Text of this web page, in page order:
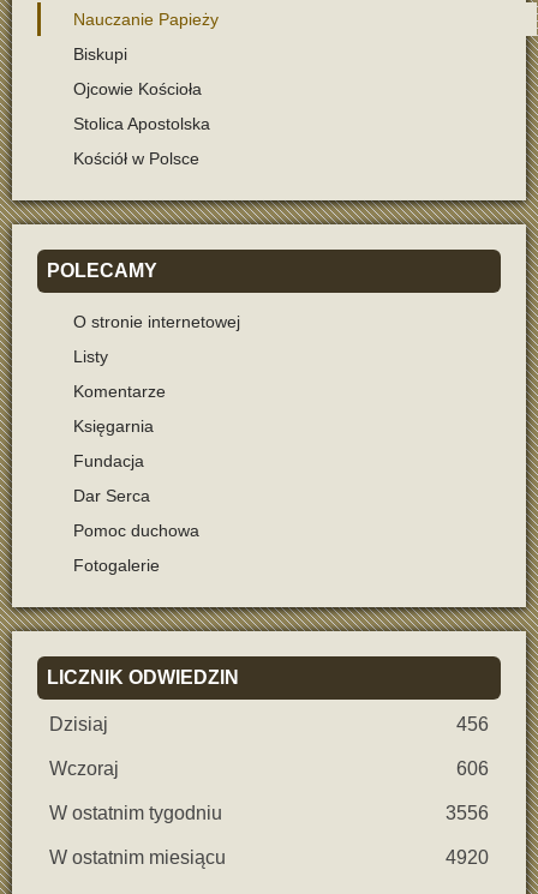
Nauczanie Papieży
Biskupi
Ojcowie Kościoła
Stolica Apostolska
Kościół w Polsce
POLECAMY
O stronie internetowej
Listy
Komentarze
Księgarnia
Fundacja
Dar Serca
Pomoc duchowa
Fotogalerie
LICZNIK ODWIEDZIN
Dzisiaj 456
Wczoraj 606
W ostatnim tygodniu 3556
W ostatnim miesiącu 4920